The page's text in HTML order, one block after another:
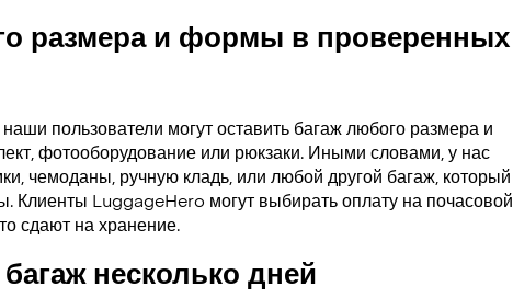
размера и формы в проверенных
пользователи могут оставить багаж любого размера и
фотооборудование или рюкзаки. Иными словами, у нас
чемоданы, ручную кладь, или любой другой багаж, который
Клиенты LuggageHero могут выбирать оплату на почасовой
сдают на хранение.
несколько дней